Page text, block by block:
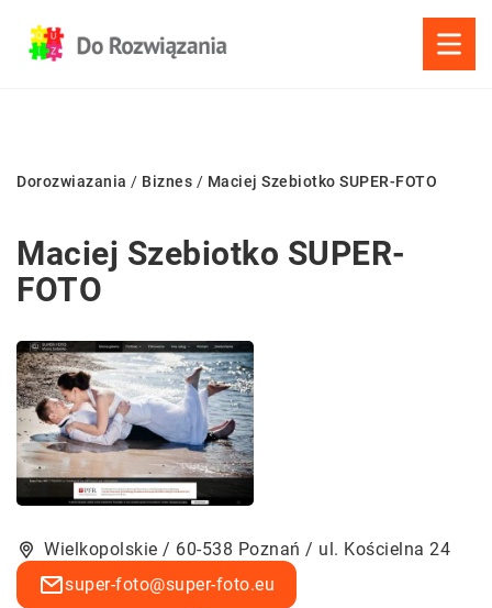
Dorozwiazania / Biznes / Maciej Szebiotko SUPER-FOTO
Maciej Szebiotko SUPER-
FOTO
Wielkopolskie / 60-538 Poznań / ul. Kościelna 24
super-foto@super-foto.eu